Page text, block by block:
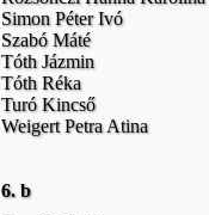
Simon Péter Ivó
Szabó Máté
Tóth Jázmin
Tóth Réka
Turó Kincső
Weigert Petra Atina
6. b